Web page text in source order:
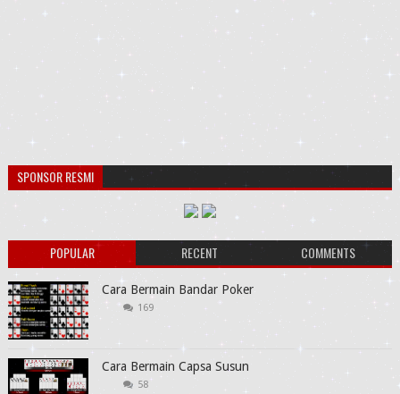
SPONSOR RESMI
POPULAR RECENT COMMENTS
Cara Bermain Bandar Poker
169
Cara Bermain Capsa Susun
58